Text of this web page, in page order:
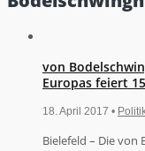
von
Europas feiert
18. April 2017 •
Bielefeld – Die